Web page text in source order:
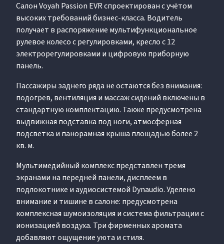
Салон Voyah Passion EVR спроектирован с учётом
высоких требований бизнес-класса. Водитель
получает в распоряжение мультифункциональное
рулевое колесо с регулировками, кресло с 12
электрорегулировками и цифровую приборную
панель.
Пассажиры заднего ряда не остаются без внимания:
подогрев, вентиляция и массаж сидений включены в
стандартную комплектацию. Также предусмотрена
выдвижная подставка под ноги, атмосферная
подсветка и панорамная крыша площадью более 2
кв. м.
Мультимедийный комплекс представлен тремя
экранами на передней панели, дисплеем в
подлокотнике и аудиосистемой Dynaudio. Уделено
внимание и тишине в салоне: предусмотрена
комплексная шумоизоляция и система фильтрации с
ионизацией воздуха. Три фирменных аромата
добавляют ощущение уюта и стиля.